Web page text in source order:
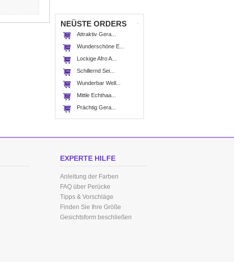
NEÜSTE ORDERS
Attraktiv Gera...
Wunderschöne E...
Lockige Afro A...
Schillernd Sei...
Wunderbar Well...
Mittle Echthaa...
Prächtig Gera...
EXPERTE HILFE
Anleitung der Farben
FAQ über Perücke
Tipps & Vorschläge
Finden Sie Ihre Größe
Gesichtsform beschließen